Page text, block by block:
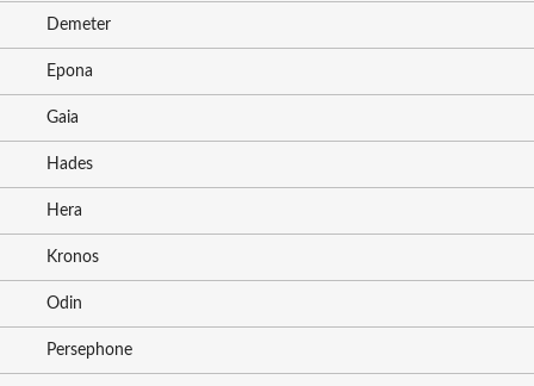
Demeter
Epona
Gaia
Hades
Hera
Kronos
Odin
Persephone